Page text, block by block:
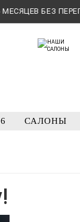
БЕЗ ПЕРЕПЛАТ.
САЛОНЫ